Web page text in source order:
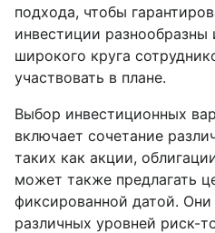
подхода, чтобы
инвестиции разнообразны
широкого круга
участвовать в плане.
Выбор инвестиционных
включает сочетание
таких как акции,
может также предлагать
фиксированной датой. Они
различных уровней риск-